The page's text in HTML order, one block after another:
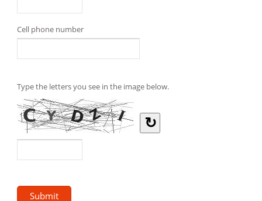
Cell phone number
Type the letters you see in the image below.
↻